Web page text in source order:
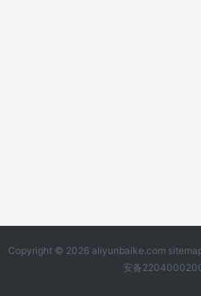
Copyright © 2026 aliyunbaike.com
安备